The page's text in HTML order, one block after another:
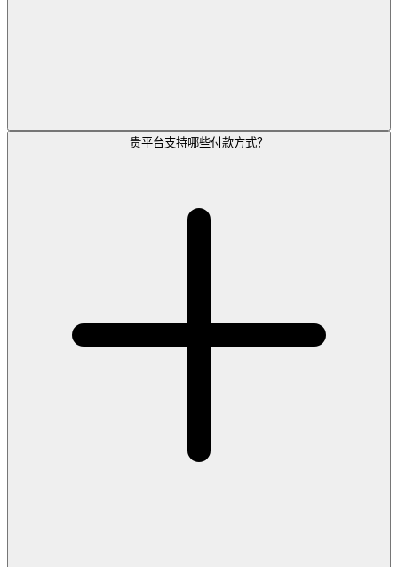
贵平台支持哪些付款方式？